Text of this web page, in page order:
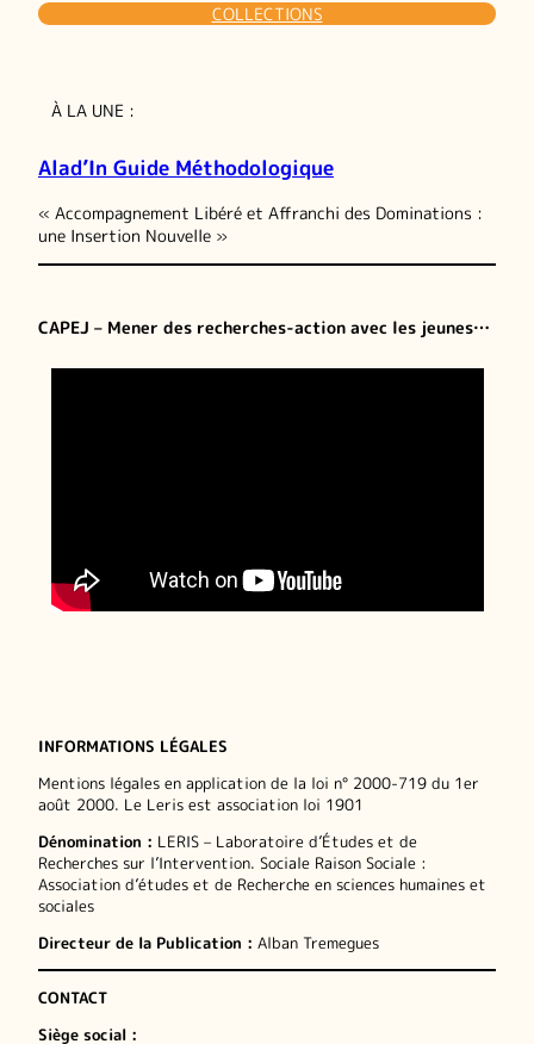
COLLECTIONS
À LA UNE :
Alad’In Guide Méthodologique
« Accompagnement Libéré et Affranchi des Dominations :
une Insertion Nouvelle »
CAPEJ – Mener des recherches-action avec les jeunes…
INFORMATIONS LÉGALES
Mentions légales en application de la loi n° 2000-719 du 1er
août 2000. Le Leris est association loi 1901
Dénomination : LERIS – Laboratoire d’Études et de
Recherches sur l’Intervention. Sociale Raison Sociale :
Association d’études et de Recherche en sciences humaines et
sociales
Directeur de la Publication : Alban Tremegues
CONTACT
Siège social :